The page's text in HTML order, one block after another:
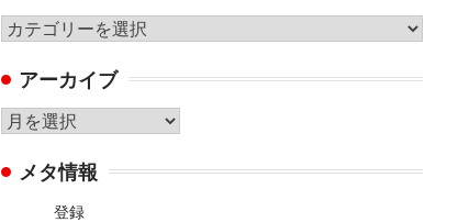
カ
ゴ
リ
ー
アーカイブ
ア
カ メタ情報
登録